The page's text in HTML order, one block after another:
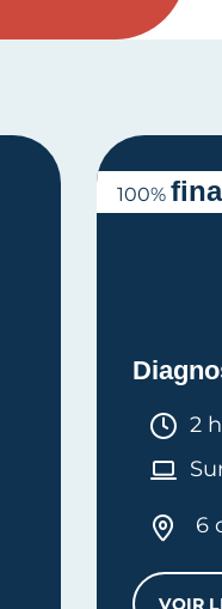
2
6
VOIR
100%